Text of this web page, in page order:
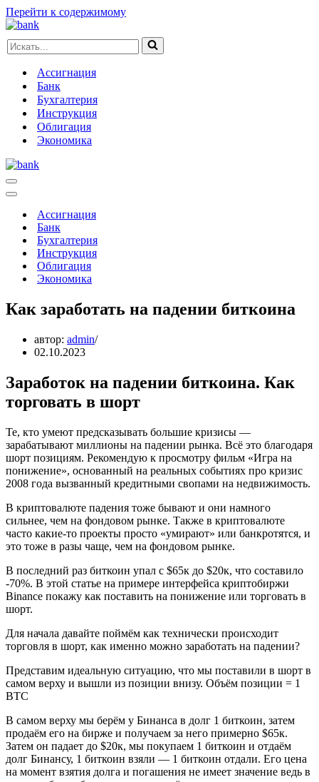
Перейти к содержимому
Искать...
Ассигнация
Банк
Бухгалтерия
Инструкция
Облигация
Экономика
Меню
навигации
Меню
навигацииАссигнация
Банк
Бухгалтерия
Инструкция
Облигация
Экономика
Как заработать на падении биткоина
автор: admin
02.10.2023
Заработок на падении биткоина. Как
торговать в шорт
Те, кто умеют предсказывать большие кризисы —
зарабатывают миллионы на падении рынка. Всё это благодаря
шорт позициям. Рекомендую к просмотру фильм «Игра на
понижение», основанный на реальных событиях про кризис
2008 года вызванный кредитными свопами на недвижимость.
В криптовалюте падения тоже бывают и они намного
сильнее, чем на фондовом рынке. Также в криптовалюте
часто какие-то проекты просто «умирают» или банкротятся, и
это тоже в разы чаще, чем на фондовом рынке.
В последний раз биткоин упал с $65к до $20к, что составило
-70%. В этой статье на примере интерфейса криптобиржи
Binance покажу как поставить на понижение или торговать в
шорт.
Для начала давайте поймём как технически происходит
торговля в шорт, как именно можно заработать на падении?
Представим идеальную ситуацию, что мы поставили в шорт в
самом верху и вышли из позиции внизу. Объём позиции = 1
BTC
В самом верху мы берём у Бинанса в долг 1 биткоин, затем
продаём его на бирже и получаем за него примерно $65к.
Затем он падает до $20к, мы покупаем 1 биткоин и отдаём
долг Бинансу, 1 биткоин взяли — 1 биткоин отдали. Его цена
на момент взятия долга и погашения не имеет значение ведь в